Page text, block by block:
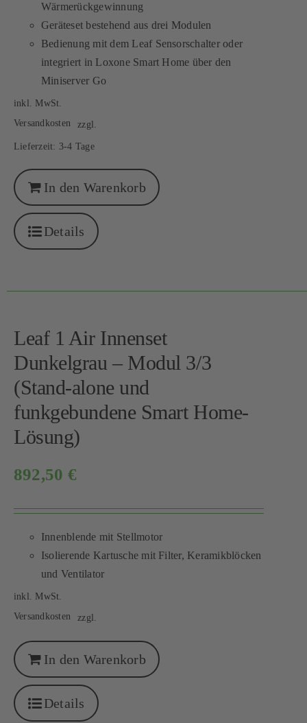
Wärmerückgewinnung
Geräteset bestehend aus drei Modulen
Bedienung mit dem Leaf Sensorschalter oder
integriert in Loxone Smart Home über den
Miniserver Go
inkl. MwSt.
zzgl.
Versandkosten
Lieferzeit: 3-4 Tage
In den Warenkorb
Details
Leaf 1 Air Innenset
Dunkelgrau – Modul 3/3
(Stand-alone und
funkgebundene Smart Home-
Lösung)
892,50 €
Innenblende mit Stellmotor
Isolierende Kartusche mit Filter, Keramikblöcken
und Ventilator
inkl. MwSt.
zzgl.
Versandkosten
In den Warenkorb
Details